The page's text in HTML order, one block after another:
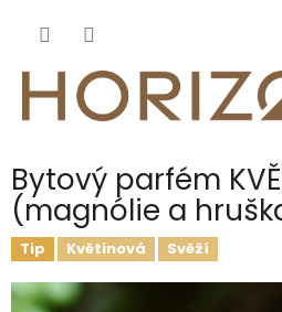
Bytový parfém
(magnólie a
Tip Květinová Svěží